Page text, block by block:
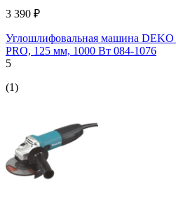
3 390 ₽
Углошлифовальная машина
PRO, 125 мм, 1000 Вт 084-1076
5
(1)